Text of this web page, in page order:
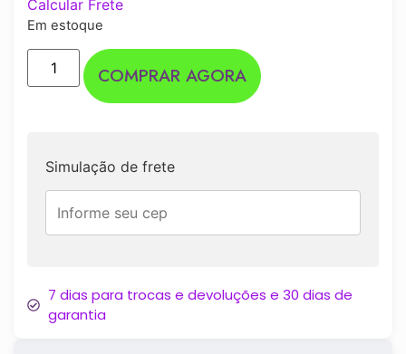
Calcular Frete
Em estoque
COMPRAR AGORA
Simulação de frete
7 dias para trocas e devoluções e 30 dias de
garantia